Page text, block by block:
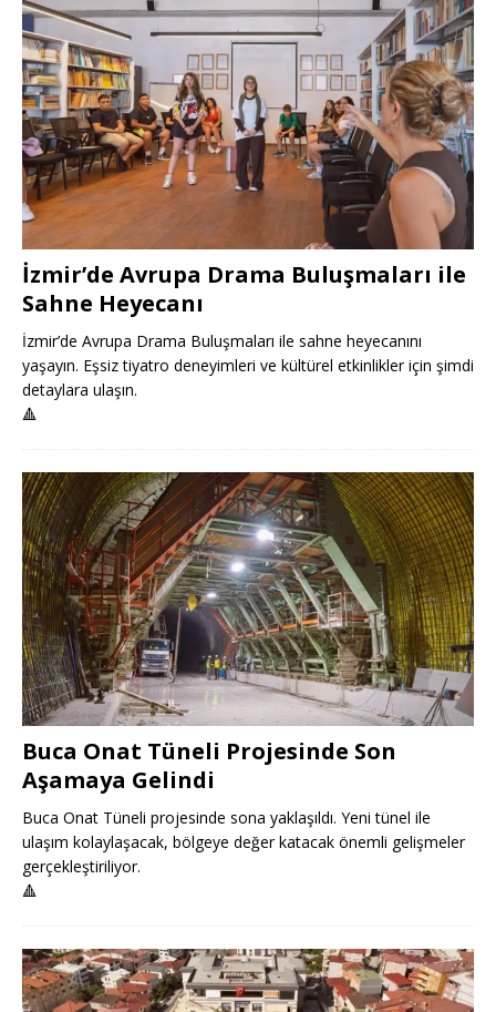
İzmir’de Avrupa Drama Buluşmaları ile
Sahne Heyecanı
İzmir’de Avrupa Drama Buluşmaları ile sahne heyecanını
yaşayın. Eşsiz tiyatro deneyimleri ve kültürel etkinlikler için şimdi
detaylara ulaşın.
🔺
Buca Onat Tüneli Projesinde Son
Aşamaya Gelindi
Buca Onat Tüneli projesinde sona yaklaşıldı. Yeni tünel ile
ulaşım kolaylaşacak, bölgeye değer katacak önemli gelişmeler
gerçekleştiriliyor.
🔺